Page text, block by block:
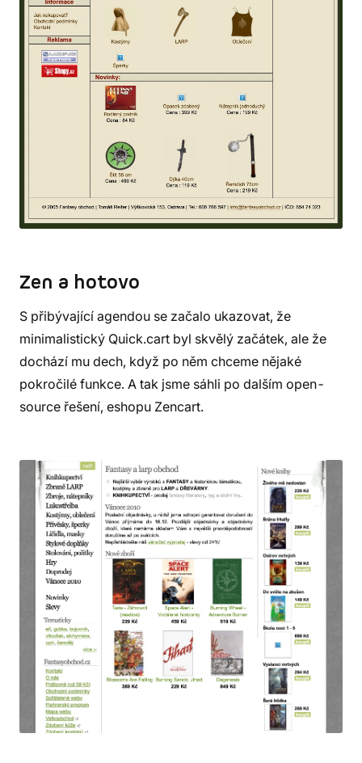
Zen a hotovo
S přibývající agendou se začalo ukazovat, že
minimalistický Quick.cart byl skvělý začátek, ale že
dochází mu dech, když po něm chceme nějaké
pokročilé funkce. A tak jsme sáhli po dalším open-
source řešení, eshopu Zencart.